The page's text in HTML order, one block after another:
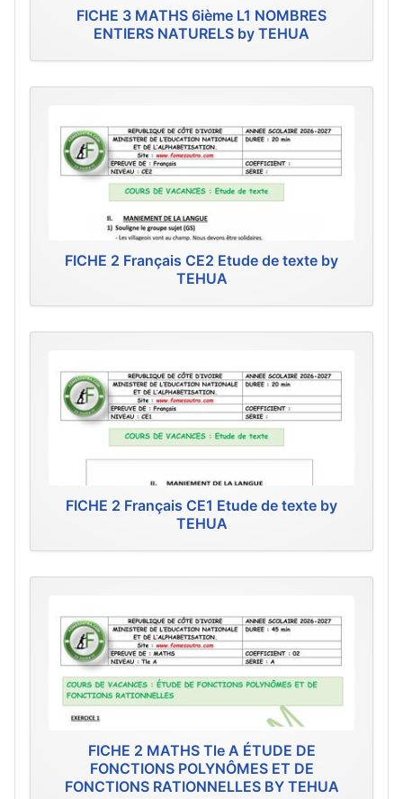
FICHE 3 MATHS 6ième L1 NOMBRES
ENTIERS NATURELS by TEHUA
FICHE 2 Français CE2 Etude de texte by
TEHUA
FICHE 2 Français CE1 Etude de texte by
TEHUA
FICHE 2 MATHS Tle A ÉTUDE DE
FONCTIONS POLYNÔMES ET DE
FONCTIONS RATIONNELLES BY TEHUA